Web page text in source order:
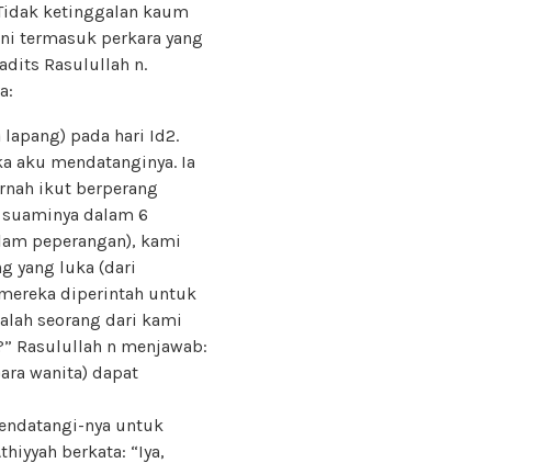
ketinggalan kaum
termasuk perkara yang
Rasulullah n.
pada hari Id2.
aku mendatanginya. Ia
ikut berperang
dalam 6
peperangan), kami
yang luka (dari
diperintah untuk
seorang dari kami
Rasulullah n menjawab:
wanita) dapat
nya untuk
berkata: “Iya,